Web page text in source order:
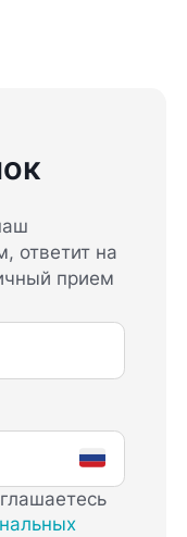
ответит на
прием